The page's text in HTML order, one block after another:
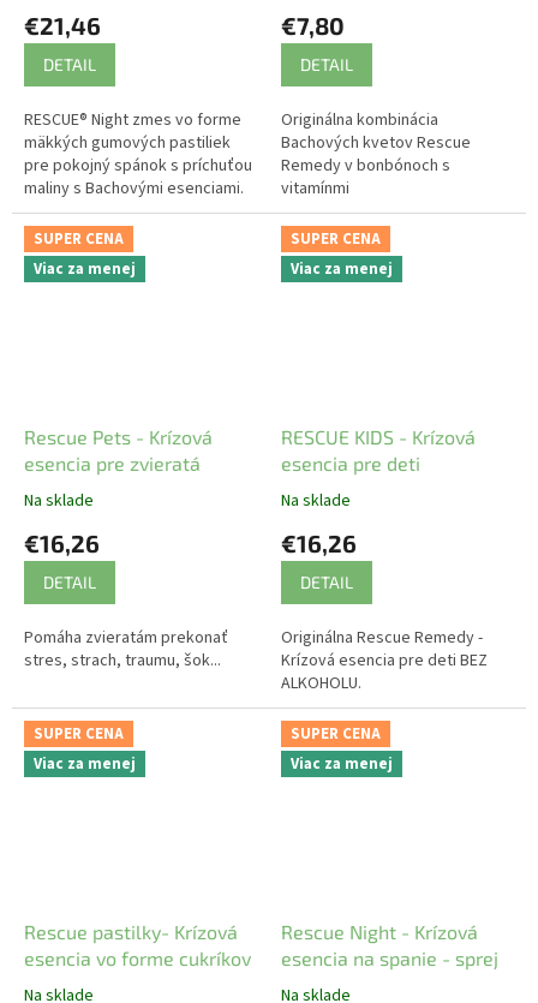
€21,46
DETAIL
RESCUE® Night zmes vo forme
mäkkých gumových pastiliek
pre pokojný spánok s príchuťou
maliny s Bachovými esenciami.
€7,80
DETAIL
Originálna kombinácia
Bachových kvetov Rescue
Remedy v bonbónoch s
vitamínmi
SUPER CENA
Viac za menej
Rescue Pets - Krízová
esencia pre zvieratá
Na sklade
€16,26
DETAIL
Pomáha zvieratám prekonať
stres, strach, traumu, šok...
SUPER CENA
Viac za menej
RESCUE KIDS - Krízová
esencia pre deti
Na sklade
€16,26
DETAIL
Originálna Rescue Remedy -
Krízová esencia pre deti BEZ
ALKOHOLU.
SUPER CENA
Viac za menej
Rescue pastilky- Krízová
esencia vo forme cukríkov
Na sklade
SUPER CENA
Viac za menej
Rescue Night - Krízová
esencia na spanie - sprej
Na sklade